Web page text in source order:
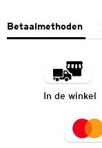
Betaalmethoden
In de winkel